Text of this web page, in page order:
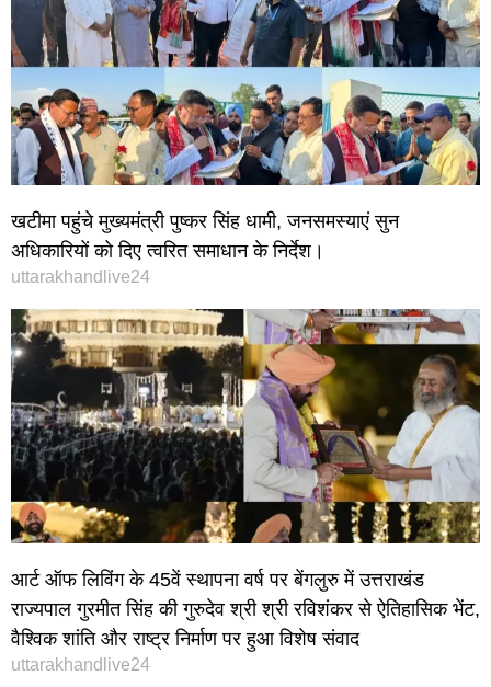
खटीमा पहुंचे मुख्यमंत्री पुष्कर सिंह धामी, जनसमस्याएं सुन
अधिकारियों को दिए त्वरित समाधान के निर्देश।
uttarakhandlive24
आर्ट ऑफ लिविंग के 45वें स्थापना वर्ष पर बेंगलुरु में उत्तराखंड
राज्यपाल गुरमीत सिंह की गुरुदेव श्री श्री रविशंकर से ऐतिहासिक भेंट,
वैश्विक शांति और राष्ट्र निर्माण पर हुआ विशेष संवाद
uttarakhandlive24